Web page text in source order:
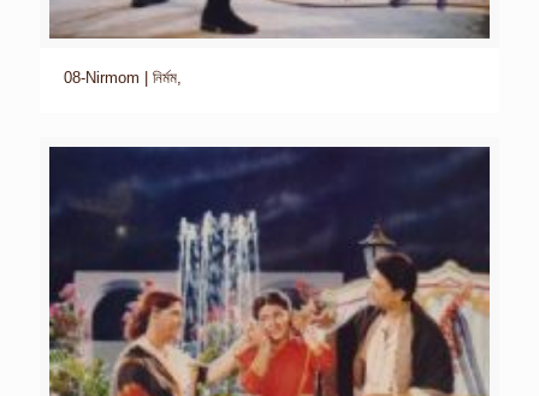
08-Nirmom | নির্মম,